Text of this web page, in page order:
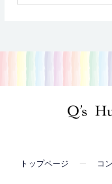
トップページ コ